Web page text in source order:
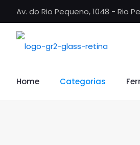
Av. do Rio Pequeno, 1048 - Rio
Home Categorias